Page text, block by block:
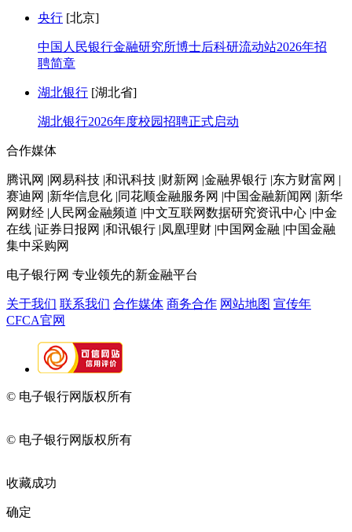
央行 [北京]
中国人民银行金融研究所博士后科研流动站2026年招
聘简章
湖北银行 [湖北省]
湖北银行2026年度校园招聘正式启动
合作媒体
腾讯网 |网易科技 |和讯科技 |财新网 |金融界银行 |东方财富网 |
赛迪网 |新华信息化 |同花顺金融服务网 |中国金融新闻网 |新华
网财经 |人民网金融频道 |中文互联网数据研究资讯中心 |中金
在线 |证券日报网 |和讯银行 |凤凰理财 |中国网金融 |中国金融
集中采购网
电子银行网 专业领先的新金融平台
关于我们 联系我们 合作媒体 商务合作 网站地图 宣传年
CFCA官网
© 电子银行网版权所有
© 电子银行网版权所有
收藏成功
确定